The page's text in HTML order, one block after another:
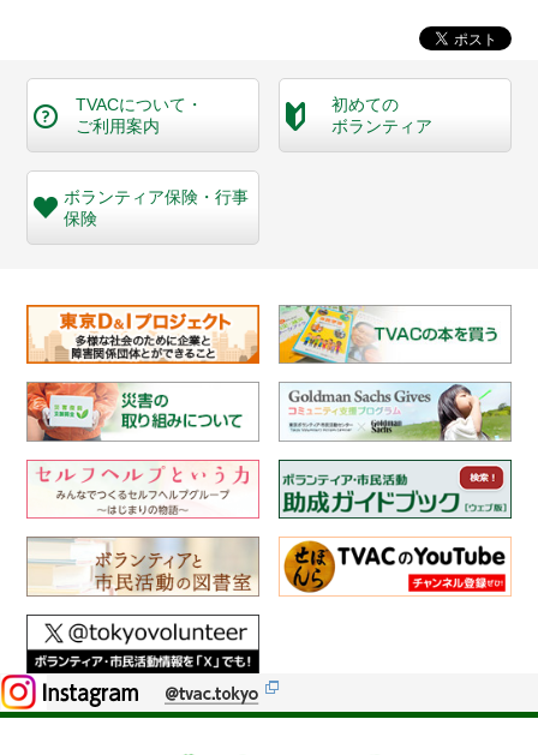
TVACについて・
ご利用案内
初めての
ボランティア
ボランティア保険・行事
保険